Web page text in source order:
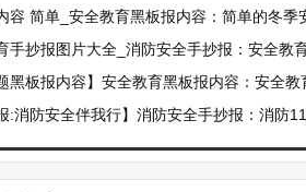
简单_安全教育黑板报内容：简单的冬季安全教
手抄报图片大全_消防安全手抄报：安全教
板报内容】安全教育黑板报内容：安全教育黑板报-我
:消防安全伴我行】消防安全手抄报：消防